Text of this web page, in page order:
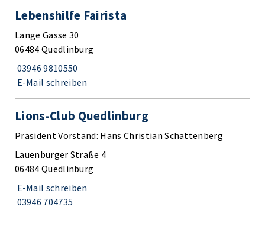
Lebenshilfe Fairista
Lange Gasse 30
06484 Quedlinburg
03946 9810550
E-Mail schreiben
Lions-Club Quedlinburg
Präsident Vorstand: Hans Christian Schattenberg
Lauenburger Straße 4
06484 Quedlinburg
E-Mail schreiben
03946 704735